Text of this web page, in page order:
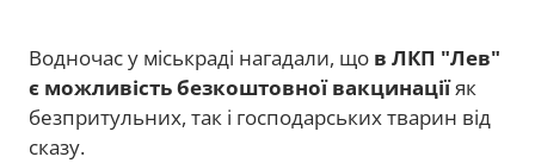
Водночас у міськраді нагадали, що в ЛКП "Лев"
є можливість безкоштовної вакцинаціїяк
безпритульних, так і господарських тварин від
сказу.